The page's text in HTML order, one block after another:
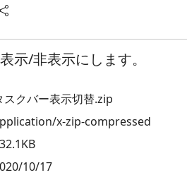
示/非表示にします。
スクバー表示切替.zip
x-zip-compressed
10/17